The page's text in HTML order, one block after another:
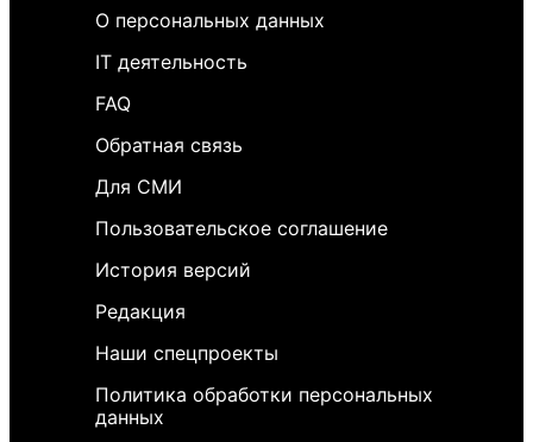
О персональных данных
IT деятельность
FAQ
Обратная связь
Для СМИ
Пользовательское соглашение
История версий
Редакция
Наши спецпроекты
Политика обработки персональных
данных